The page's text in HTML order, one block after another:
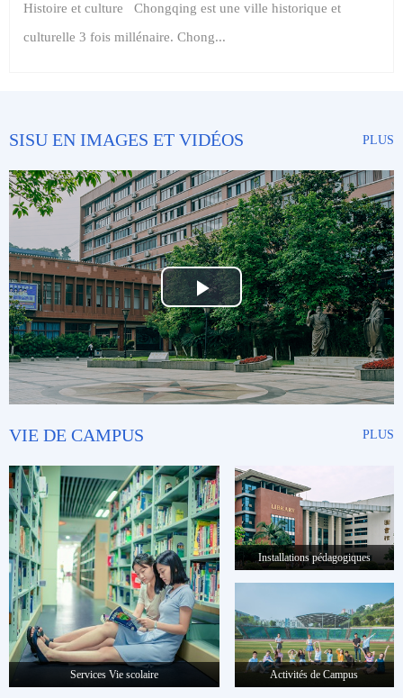
Histoire et culture Chongqing est une ville historique et
culturelle 3 fois millénaire. Chong...
SISU EN IMAGES ET VIDÉOS PLUS
Play
Video
VIE DE CAMPUS PLUS
Services Vie scolaire
Installations pédagogiques
Activités de Campus